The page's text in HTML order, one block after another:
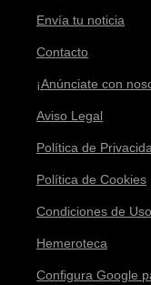
Envía tu noticia
Contacto
¡Anúnciate con
Aviso Legal
Política de
Política de Cookies
Condiciones de Uso
Hemeroteca
Configura Google